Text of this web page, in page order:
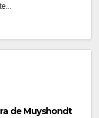
de Muyshondt